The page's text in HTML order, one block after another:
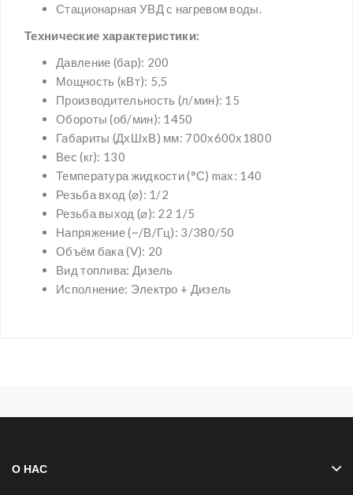
Стационарная УВД с нагревом воды.
Технические характеристики:
Давление (бар): 200
Мощность (кВт): 5,5
Производительность (л/мин): 15
Обороты (об/мин): 1450
Габариты (ДхШхВ) мм: 700х600х1800
Вес (кг): 130
Температура жидкости (°С) max: 140
Резьба вход (⌀): 1/2
Резьба выход (⌀): 22 1/5
Напряжение (~/В/Гц): 3/380/50
Объём бака (V): 20
Вид топлива: Дизель
Исполнение: Электро + Дизель
О НАС